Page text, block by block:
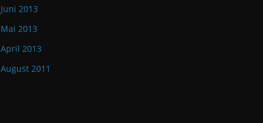
Juni 2013
Mai 2013
April 2013
August 2011